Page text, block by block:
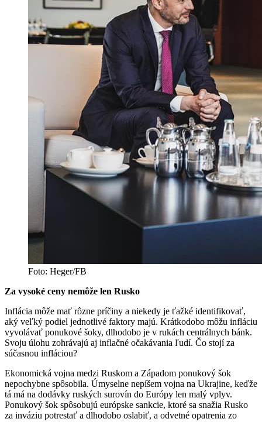
Foto: Heger/FB
Za vysoké ceny nemôže len Rusko
Inflácia môže mať rôzne príčiny a niekedy je ťažké identifikovať,
aký veľký podiel jednotlivé faktory majú. Krátkodobo môžu infláciu
vyvolávať ponukové šoky, dlhodobo je v rukách centrálnych bánk.
Svoju úlohu zohrávajú aj inflačné očakávania ľudí. Čo stojí za
súčasnou infláciou?
Ekonomická vojna medzi Ruskom a Západom ponukový šok
nepochybne spôsobila. Úmyselne nepíšem vojna na Ukrajine, keďže
tá má na dodávky ruských surovín do Európy len malý vplyv.
Ponukový šok spôsobujú európske sankcie, ktoré sa snažia Rusko
za inváziu potrestať a dlhodobo oslabiť, a odvetné opatrenia zo